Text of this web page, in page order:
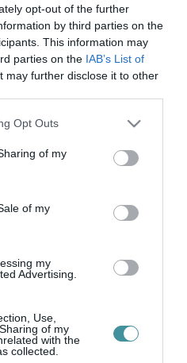
opt-out of the further
by third parties on the
This information may
parties on the IAB’s List of
may further disclose it to other
uses one or more Google
behaviour. You may click to
and its third-party tags to
purposes in below Google
Opt Outs
of my
of my
my
Advertising.
Use,
of my
with the
collected.
ARRÓL, HOGY MARAD A
azt a törvénymódosítást, ami
tagságát. A kedden jóvá is
- írja weblapján a MOK. Ez azt
tenni akaró, összetartó
BELEGYALOGOLNI AZ
|Mindenki ügye
elnöksége nyilvános
Péter egészségügyi